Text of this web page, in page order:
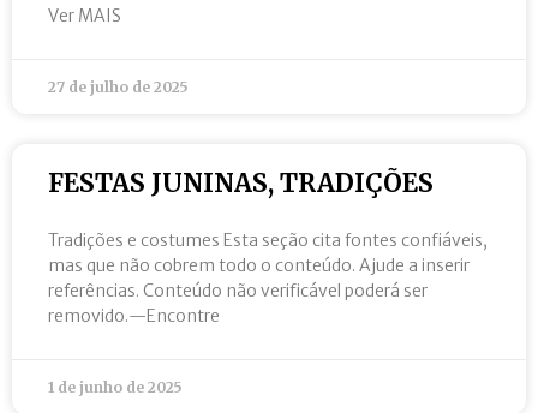
Ver MAIS
27 de julho de 2025
FESTAS JUNINAS, TRADIÇÕES
Tradições e costumes Esta seção cita fontes confiáveis,
mas que não cobrem todo o conteúdo. Ajude a inserir
referências. Conteúdo não verificável poderá ser
removido.—Encontre
1 de junho de 2025